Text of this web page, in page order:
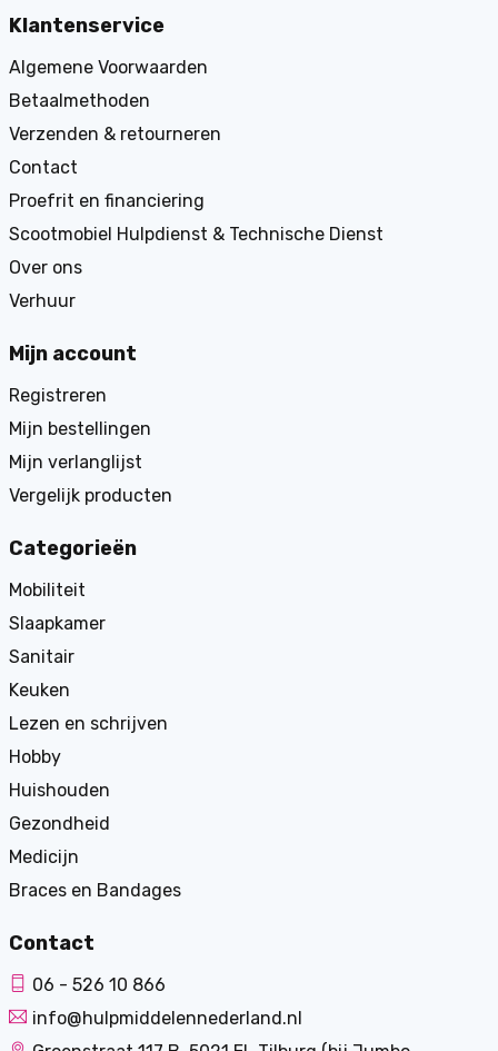
Klantenservice
Algemene Voorwaarden
Betaalmethoden
Verzenden & retourneren
Contact
Proefrit en financiering
Scootmobiel Hulpdienst & Technische Dienst
Over ons
Verhuur
Mijn account
Registreren
Mijn bestellingen
Mijn verlanglijst
Vergelijk producten
Categorieën
Mobiliteit
Slaapkamer
Sanitair
Keuken
Lezen en schrijven
Hobby
Huishouden
Gezondheid
Medicijn
Braces en Bandages
Contact
06 - 526 10 866
info@hulpmiddelennederland.nl